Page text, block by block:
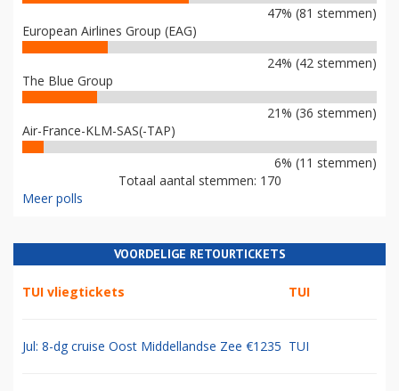
47% (81 stemmen)
European Airlines Group (EAG)
24% (42 stemmen)
The Blue Group
21% (36 stemmen)
Air-France-KLM-SAS(-TAP)
6% (11 stemmen)
Totaal aantal stemmen: 170
Meer polls
VOORDELIGE RETOURTICKETS
TUI vliegtickets TUI
Jul: 8-dg cruise Oost Middellandse Zee €1235 TUI